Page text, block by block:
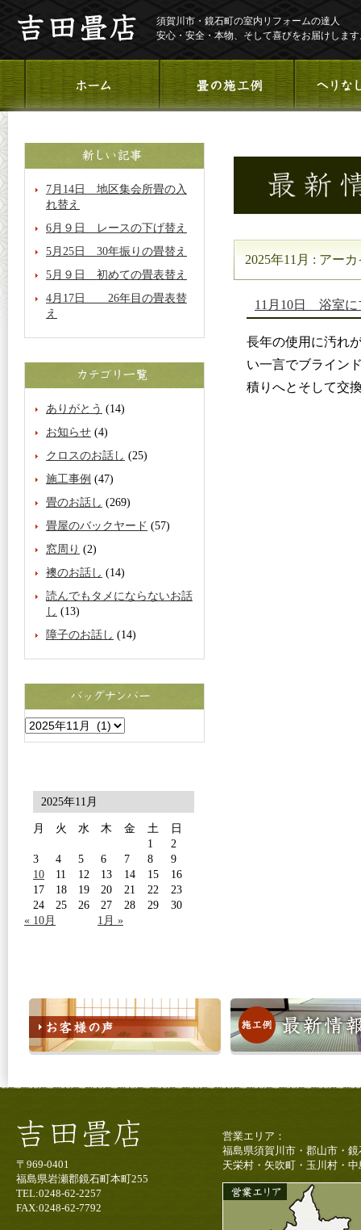
須賀川市・鏡石町の室内リフォームの達人
安心・安全・本物、そして喜びをお届けしま
2025年11月 : アー
11月10日 浴室に
長年の使用に汚れ
い一言でブライン
積りへとそして交
7月14日 地区集会所畳の入
れ替え
6月９日 レースの下げ替え
5月25日 30年振りの畳替え
5月９日 初めての畳表替え
4月17日 26年目の畳表替
え
ありがとう (14)
お知らせ (4)
クロスのお話し (25)
施工事例 (47)
畳のお話し (269)
畳屋のバックヤード (57)
窓周り (2)
襖のお話し (14)
読んでもタメにならないお話
し (13)
障子のお話し (14)
2025年11月
月 火 水 木 金 土
日
1
2
3
4 5 6 7 8
9
10
11 12 13 14 15
16
17
18 19 20 21 22
23
24
25 26 27 28 29
30
« 10月
1月 »
〒969-0401
福島県岩瀬郡鏡石町本町255
TEL:0248-62-2257
FAX:0248-62-7792
営業エリア：
福島県須賀川市・郡山市・鏡
天栄村・矢吹町・玉川村・中